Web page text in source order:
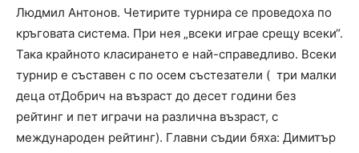
Людмил Антонов. Четирите турнира се проведоха по
кръговата система. При нея „всеки играе срещу всеки“.
Така крайното класирането е най-справедливо. Всеки
турнир е съставен с по осем състезатели ( три малки
деца отДобрич на възраст до десет години без
рейтинг и пет играчи на различна възраст, с
международен рейтинг). Главни съдии бяха: Димитър